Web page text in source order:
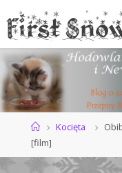
Przejdź
do
treści
Strona
główna
Kocięta
[film]